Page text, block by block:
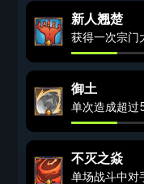
新人翘楚
获得一次宗门
御土
单次造成超过
不灭之焱
单场战斗中对